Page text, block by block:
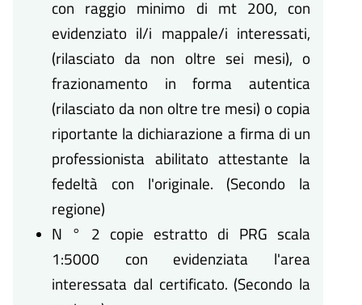
con raggio minimo di mt 200, con
evidenziato il/i mappale/i interessati,
(rilasciato da non oltre sei mesi), o
frazionamento in forma autentica
(rilasciato da non oltre tre mesi) o copia
riportante la dichiarazione a firma di un
professionista abilitato attestante la
fedeltà con l'originale. (Secondo la
regione)
N ° 2 copie estratto di PRG scala
1:5000 con evidenziata l'area
interessata dal certificato. (Secondo la